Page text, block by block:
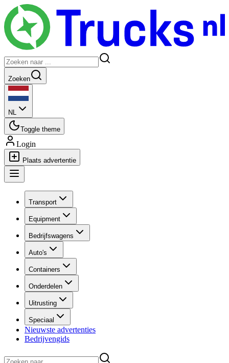
Zoeken
NL
Toggle theme
Login
Plaats advertentie
Transport
Equipment
Bedrijfswagens
Auto's
Containers
Onderdelen
Uitrusting
Speciaal
Nieuwste advertenties
Bedrijvengids